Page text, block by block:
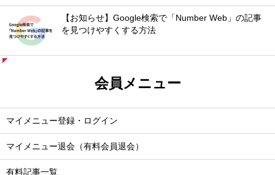
【お知らせ】Google検索で「Number Web」の記事
を見つけやすくする方法
会員メニュー
マイメニュー登録・ログイン
マイメニュー退会（有料会員退会）
有料記事一覧